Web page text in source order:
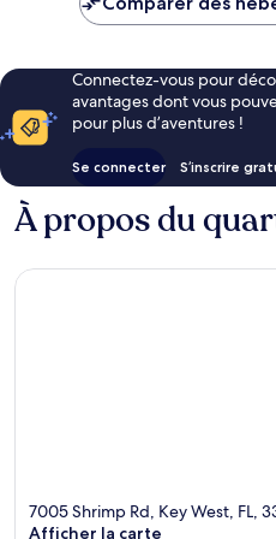
Connectez-vous pour
avantages dont vous
pour plus d’aventures !
Se connecter S’inscrire
À propos du
7005 Shrimp Rd, Key West, FL,
Afficher la carte